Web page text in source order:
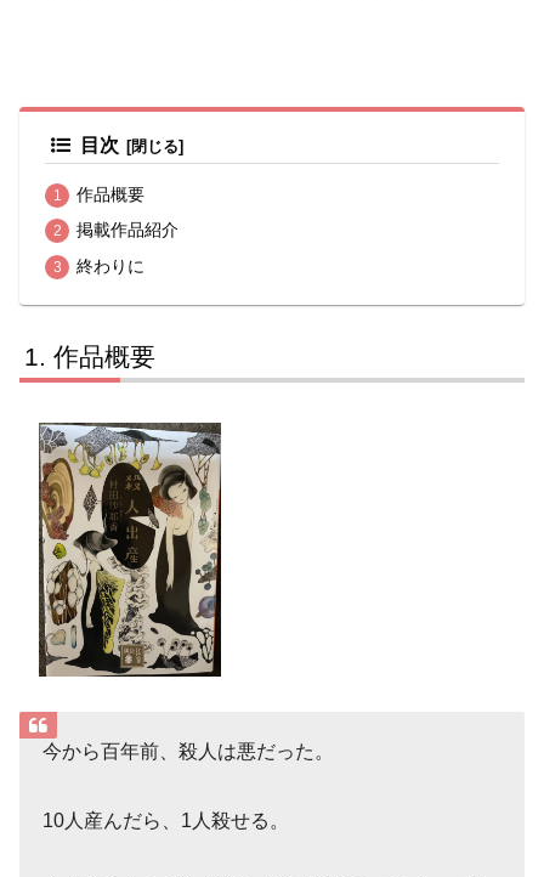
目次
作品概要
掲載作品紹介
終わりに
作品概要
今から百年前、殺人は悪だった。
10人産んだら、1人殺せる。